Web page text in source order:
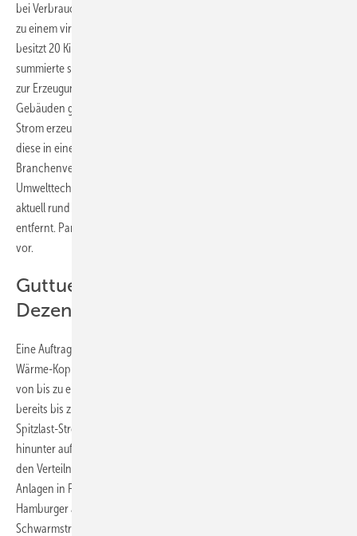
bei Verbrauchern installieren. Sie werden zentral per Fernsteuerung
zu einem virtuellen Kraftwerk zusammengeschaltet. Jedes Mini-KWK
besitzt 20 Kilowatt elektrische Leistung. Die Kraftwerksleistung
summierte sich also auf zwei Gigawatt. Lichtblick fährt die Mini-KWK
zur Erzeugung von Spitzlast-Strom hoch. Die Abwärme wird in den
Gebäuden genutzt, in denen die Zuhausekraftwerke stehen. Sollte
Strom erzeugt werden, wenn keine Wärme nachgefragt wird, wird
diese in einem Pufferspeicher geparkt. Das Ziel wird vom
Branchenverband Bundesindustrieverband Haus-, Energie- und
Umwelttechnik (BDH) als utopisch angesehen. In der Tat ist man mit
aktuell rund 420 installierten Zuhausekraftwerken vom Ziel weit
entfernt. Parallel legt Lichtblick jetzt auf anderer Ebene aber weiter
vor.
Guttuender Fokus mehr
Dezentralität
Eine Auftragsstudie zeigt, dass sich über die Einbindung kleiner Kraft-
Wärme-Kopplungsanlagen in die Stromversorgung Kosten in Höhe
von bis zu eine halbe Milliarde Euro beim Ausbau der Stromnetze
bereits bis zum Jahr 2020 einsparen ließen, da im Netz benötigter
Spitzlast-Strom gar nicht erst von der Hochspannungsebene bis
hinunter auf die Verteilnetze transferiert werden müsste, sondern in
den Verteilnetzen bei Bedarf bereits kursiert, da über Mini-KWK-
Anlagen in Form eines virtuellen Kraftwerks bereit gestellt. Die
Hamburger argumentieren außerdem pro, dass sie ihr virtuelles
Schwarmstrom-Kraftwerk binnen 60 Sekunden herauf- oder